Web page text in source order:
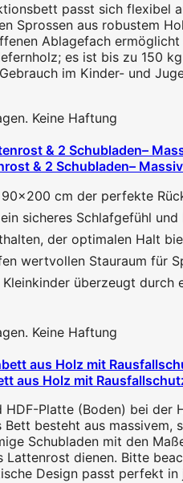
passt sich flexibel
aus robustem
Ablagefach
es ist bis zu 150
im Kinder- und
Keine Haftung
& 2 Schubladen–
cm der perfekte
sicheres Schlafgefühl
der optimalen Halt
wertvollen Stauraum für
überzeugt
Keine Haftung
aus Holz mit
Platte (Boden) bei der
besteht aus
Schubladen mit den
dienen. Bitte
Design passt perfekt